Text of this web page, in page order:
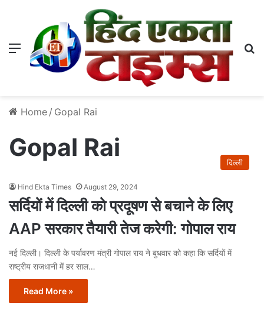
Menu
Home / Gopal Rai
Gopal Rai
दिल्ली
Hind Ekta Times August 29, 2024
सर्दियों में दिल्ली को प्रदूषण से बचाने के लिए
AAP सरकार तैयारी तेज करेगी: गोपाल राय
नई दिल्ली। दिल्ली के पर्यावरण मंत्री गोपाल राय ने बुधवार को कहा कि सर्दियों में
राष्ट्रीय राजधानी में हर साल…
Read More »